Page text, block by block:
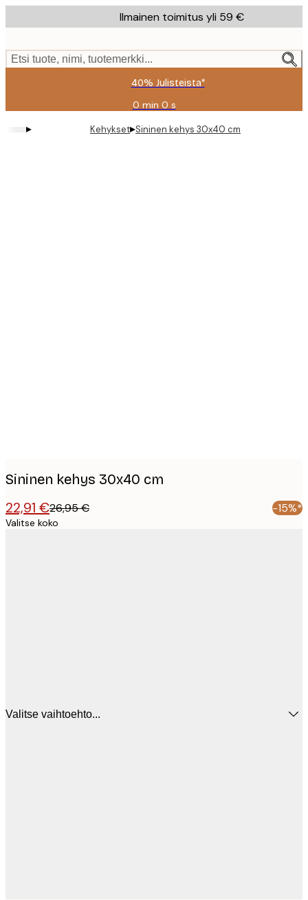
to
content.
Ilmainen toimitus yli 59 €
Etsi tuote, nimi, tuotemerkki...
40% Julisteista*
0 min 0 s
Voimassa
asti:
2026-
▸ Kehykset▸Sininen kehys 30x40 cm
Sininen kehys 30x40 cm
22,91 €26,95 € -15%*
Valitse koko
Valitse vaihtoehto...